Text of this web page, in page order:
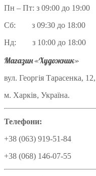
Пн – Пт: з 09:00 до 19:00
Сб: з 09:30 до 18:00
Нд: з 10:00 до 18:00
Магазин «Художник»
вул. Георгія Тарасенка, 12,
м. Харків, Україна.
Телефони:
+38 (063) 919-51-84
+38 (068) 146-07-55